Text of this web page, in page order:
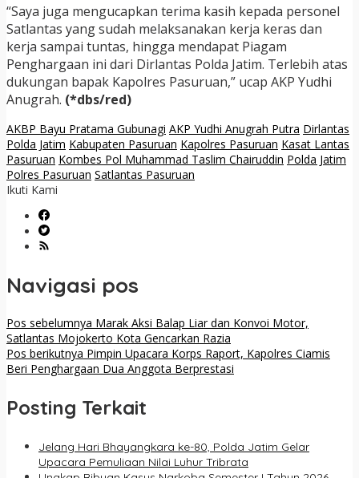
“Saya juga mengucapkan terima kasih kepada personel
Satlantas yang sudah melaksanakan kerja keras dan
kerja sampai tuntas, hingga mendapat Piagam
Penghargaan ini dari Dirlantas Polda Jatim. Terlebih atas
dukungan bapak Kapolres Pasuruan,” ucap AKP Yudhi
Anugrah. (*dbs/red)
AKBP Bayu Pratama Gubunagi AKP Yudhi Anugrah Putra Dirlantas
Polda Jatim Kabupaten Pasuruan Kapolres Pasuruan Kasat Lantas
Pasuruan Kombes Pol Muhammad Taslim Chairuddin Polda Jatim
Polres Pasuruan Satlantas Pasuruan
Ikuti Kami
Navigasi pos
Pos sebelumnya Marak Aksi Balap Liar dan Konvoi Motor,
Satlantas Mojokerto Kota Gencarkan Razia
Pos berikutnya Pimpin Upacara Korps Raport, Kapolres Ciamis
Beri Penghargaan Dua Anggota Berprestasi
Posting Terkait
Jelang Hari Bhayangkara ke-80, Polda Jatim Gelar
Upacara Pemuliaan Nilai Luhur Tribrata